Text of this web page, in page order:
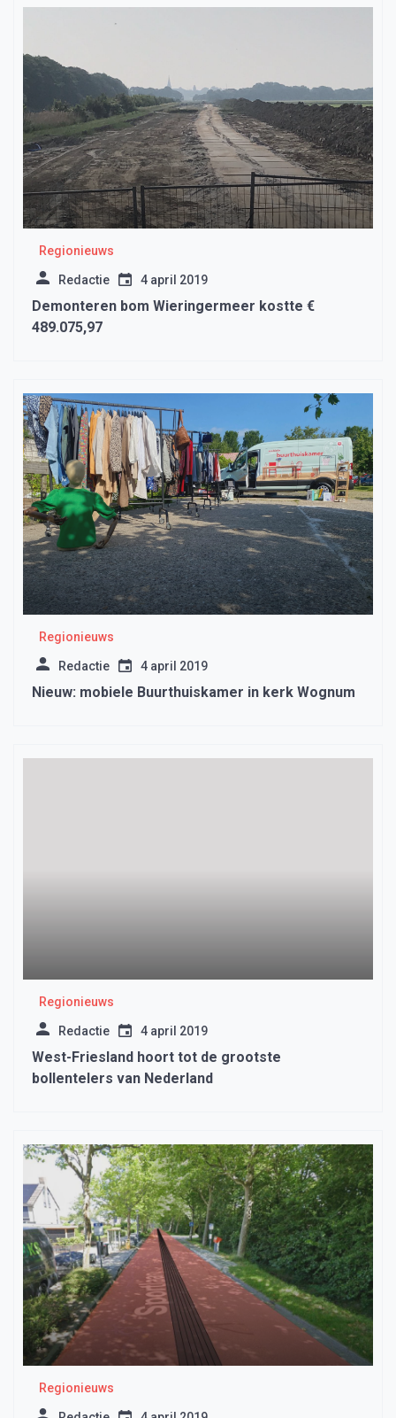
Regionieuws
Redactie 4 april 2019
Demonteren bom Wieringermeer kostte €
489.075,97
Regionieuws
Redactie 4 april 2019
Nieuw: mobiele Buurthuiskamer in kerk Wognum
Regionieuws
Redactie 4 april 2019
West-Friesland hoort tot de grootste
bollentelers van Nederland
Regionieuws